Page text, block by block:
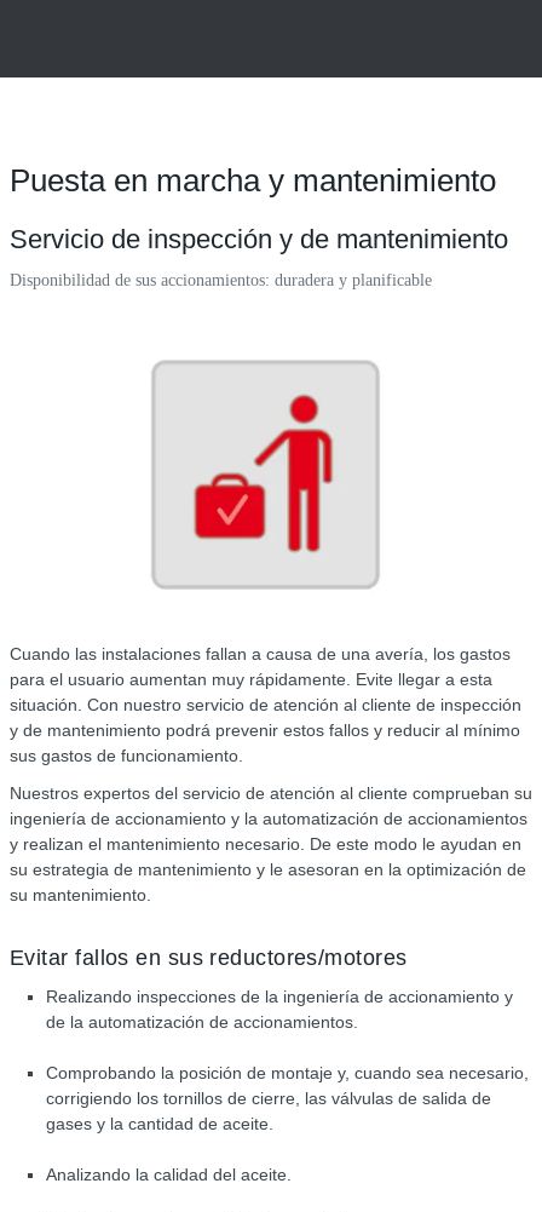
Puesta en marcha y mantenimiento
Servicio de inspección y de mantenimiento
Disponibilidad de sus accionamientos: duradera y planificable
Cuando las instalaciones fallan a causa de una avería, los gastos
para el usuario aumentan muy rápidamente. Evite llegar a esta
situación. Con nuestro servicio de atención al cliente de inspección
y de mantenimiento podrá prevenir estos fallos y reducir al mínimo
sus gastos de funcionamiento.
Nuestros expertos del servicio de atención al cliente comprueban su
ingeniería de accionamiento y la automatización de accionamientos
y realizan el mantenimiento necesario. De este modo le ayudan en
su estrategia de mantenimiento y le asesoran en la optimización de
su mantenimiento.
Evitar fallos en sus reductores/motores
Realizando inspecciones de la ingeniería de accionamiento y
de la automatización de accionamientos.
Comprobando la posición de montaje y, cuando sea necesario,
corrigiendo los tornillos de cierre, las válvulas de salida de
gases y la cantidad de aceite.
Analizando la calidad del aceite.